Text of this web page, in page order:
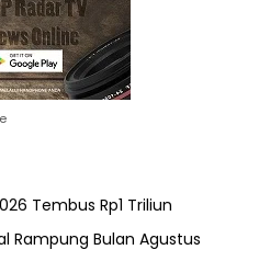
Tembus Rp1 Triliun
Rampung Bulan Agustus